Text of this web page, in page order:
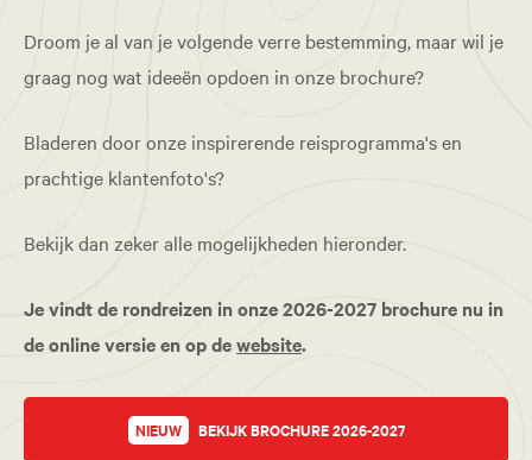
Droom je al van je volgende verre bestemming, maar wil je
graag nog wat ideeën opdoen in onze brochure?
Bladeren door onze inspirerende reisprogramma's en
prachtige klantenfoto's?
Bekijk dan zeker alle mogelijkheden hieronder.
Je vindt de rondreizen in onze 2026-2027 brochure nu in
de online versie en op dewebsite.
NIEUW BEKIJK BROCHURE 2026-2027